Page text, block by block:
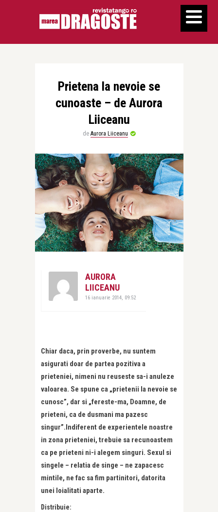
Prietena la nevoie se
cunoaste – de Aurora
Liiceanu
de Aurora Liiceanu
AURORA
LIICEANU
16 ianuarie 2014, 09:52
Chiar daca, prin proverbe, nu suntem
asigurati doar de partea pozitiva a
prieteniei, nimeni nu reuseste sa-i anuleze
valoarea. Se spune ca „prietenii la nevoie se
cunosc”, dar si „fereste-ma, Doamne, de
prieteni, ca de dusmani ma pazesc
singur”.Indiferent de experientele noastre
in zona prieteniei, trebuie sa recunoastem
ca pe prieteni ni-i alegem singuri. Sexul si
singele – relatia de singe – ne zapacesc
mintile, ne fac sa fim partinitori, datorita
unei loialitati aparte.
Distribuie: